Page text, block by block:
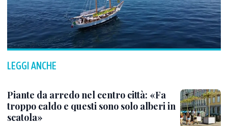
LEGGI ANCHE
Piante da arredo nel centro città: «Fa
troppo caldo e questi sono solo alberi in
scatola»